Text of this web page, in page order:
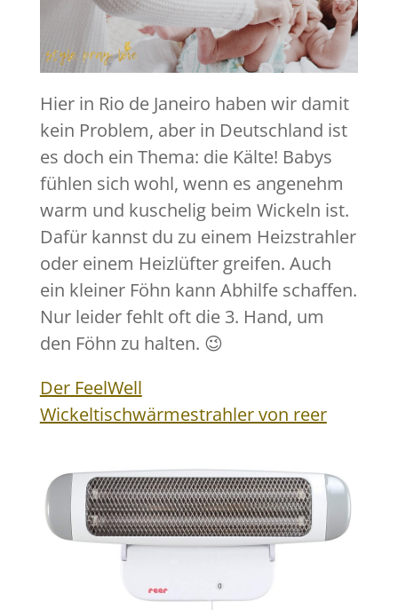
Hier in Rio de Janeiro haben wir damit
kein Problem, aber in Deutschland ist
es doch ein Thema: die Kälte! Babys
fühlen sich wohl, wenn es angenehm
warm und kuschelig beim Wickeln ist.
Dafür kannst du zu einem Heizstrahler
oder einem Heizlüfter greifen. Auch
ein kleiner Föhn kann Abhilfe schaffen.
Nur leider fehlt oft die 3. Hand, um
den Föhn zu halten. 😉
Der FeelWell
Wickeltischwärmestrahler von reer